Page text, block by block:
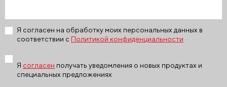
Я согласен на обработку моих персональных данных в
соответствии с Политикой конфиденциальности
Я согласен получать уведомления о новых продуктах и
специальных предложениях